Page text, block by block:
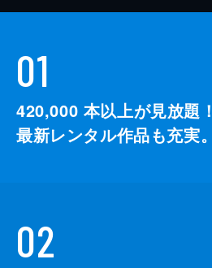
01
420,000 本以上が見放題！
最新レンタル作品も充実。
02